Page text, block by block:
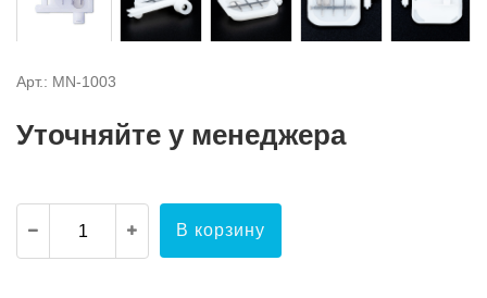
Арт.: MN-1003
Уточняйте у менеджера
В корзину